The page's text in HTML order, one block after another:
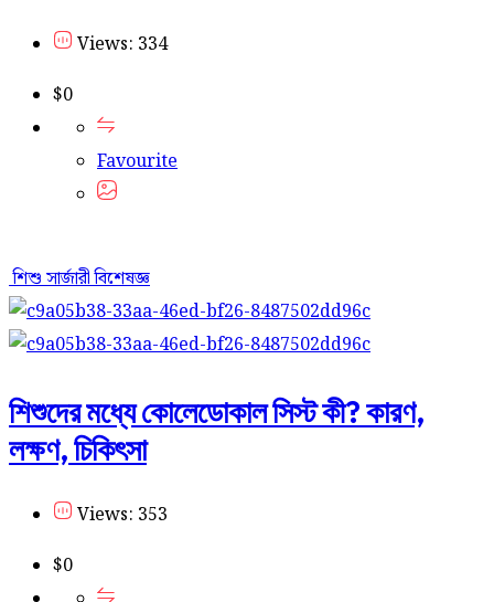
Views: 334
$0
Favourite
শিশু সার্জারী বিশেষজ্ঞ
শিশুদের মধ্যে কোলেডোকাল সিস্ট কী? কারণ,
লক্ষণ, চিকিৎসা
Views: 353
$0